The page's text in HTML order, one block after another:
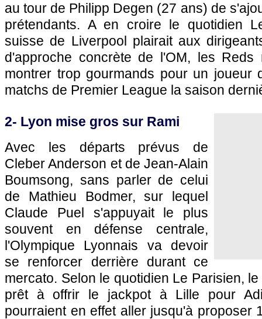
au tour de Philipp Degen (27 ans) de
prétendants. A en croire le quotidien
suisse de Liverpool plairait aux
d'approche concrète de l'OM, les Reds
montrer trop gourmands pour un joueur
matchs de Premier League la saison
2- Lyon mise gros sur Rami
Avec les départs prévus de
Cleber Anderson et de Jean-Alain
Boumsong, sans parler de celui
de Mathieu Bodmer, sur lequel
Claude Puel s'appuyait le plus
souvent en défense centrale,
l'Olympique Lyonnais va devoir
se renforcer derrière durant ce
mercato. Selon le quotidien Le Parisien,
prêt à offrir le jackpot à Lille pour
pourraient en effet aller jusqu'à proposer